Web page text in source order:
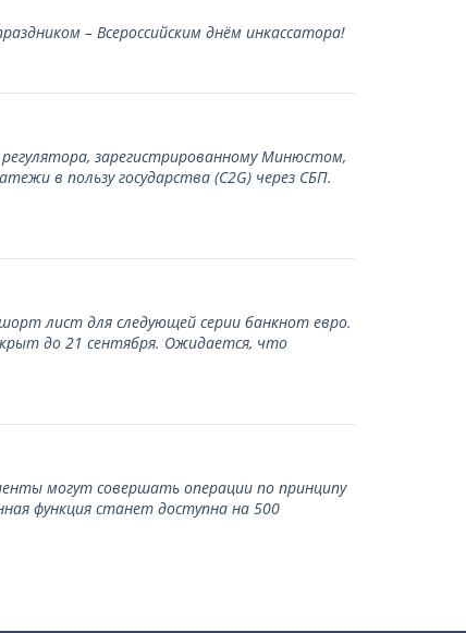
– Всероссийским днём инкассатора!
зарегистрированному Минюстом,
в пользу государства (С2G) через СБП.
лист для следующей серии банкнот евро.
до 21 сентября. Ожидается, что
могут совершать операции по принципу
функция станет доступна на 500